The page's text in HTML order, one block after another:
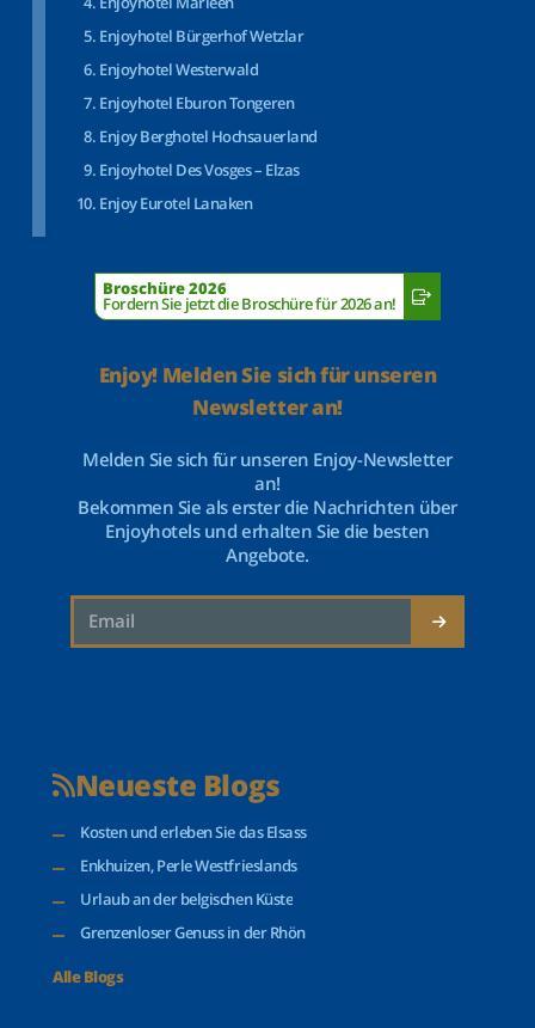
Enjoyhotel Bürgerhof Wetzlar
Enjoyhotel Westerwald
Enjoyhotel Eburon Tongeren
Enjoy Berghotel Hochsauerland
Enjoyhotel Des Vosges – Elzas
Enjoy Eurotel Lanaken
Broschüre 2026
Fordern Sie jetzt die Broschüre für 2026 an!
Enjoy! Melden Sie sich für unseren
Newsletter an!
Melden Sie sich für unseren Enjoy-Newsletter
an!
Bekommen Sie als erster die Nachrichten über
Enjoyhotels und erhalten Sie die besten
Angebote.
Neueste Blogs
Kosten und erleben Sie das Elsass
Enkhuizen, Perle Westfrieslands
Urlaub an der belgischen Küste
Grenzenloser Genuss in der Rhön
Alle Blogs